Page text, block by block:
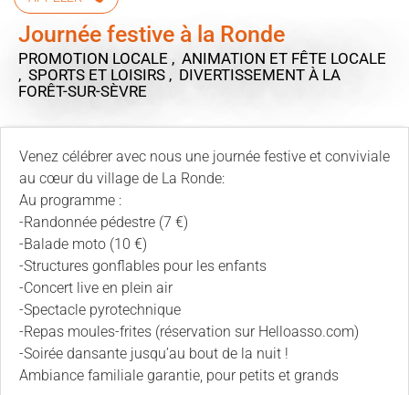
Journée festive à la Ronde
PROMOTION LOCALE , ANIMATION ET FÊTE LOCALE
, SPORTS ET LOISIRS , DIVERTISSEMENT À LA
FORÊT-SUR-SÈVRE
Venez célébrer avec nous une journée festive et conviviale
au cœur du village de La Ronde:
Au programme :
-Randonnée pédestre (7 €)
-Balade moto (10 €)
-Structures gonflables pour les enfants
-Concert live en plein air
-Spectacle pyrotechnique
-Repas moules-frites (réservation sur Helloasso.com)
-Soirée dansante jusqu’au bout de la nuit !
Ambiance familiale garantie, pour petits et grands